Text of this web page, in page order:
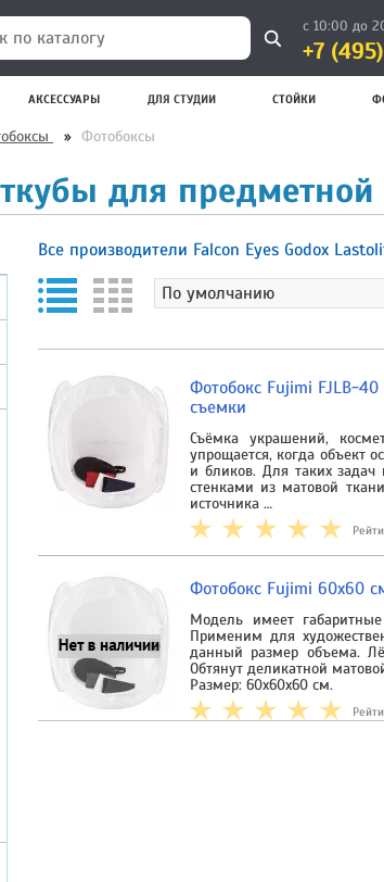
каталогу
с 10:00 до
+7
АКСЕССУАРЫ ДЛЯ СТУДИИ СТОЙКИ
» Фотобоксы
для
Все производители Falcon Eyes Godox
Фотобокс Fujimi FJLB-
съемки
Съёмка украшений,
упрощается, когда объект
и бликов. Для таких
стенками из матовой
источника …
Фотобокс Fujimi 60x60
Модель имеет
Применим для
данный размер объема.
Обтянут деликатной
Размер: 60x60x60 см.